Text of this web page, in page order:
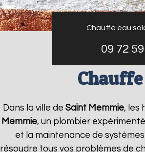
Chauffe eau
09 72
Dans la ville de Saint Memmie, les
Memmie, un plombier
et la maintenance de
résoudre tous vos problèmes de